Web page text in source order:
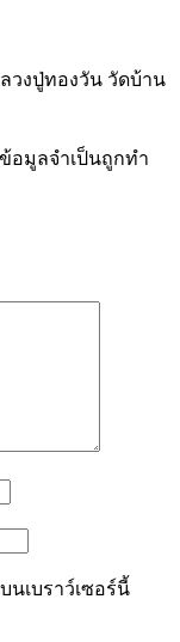
วงปู่ทองวัน วัดบ้าน
อมูลจำเป็นถูกทำ
เบราว์เซอร์นี้